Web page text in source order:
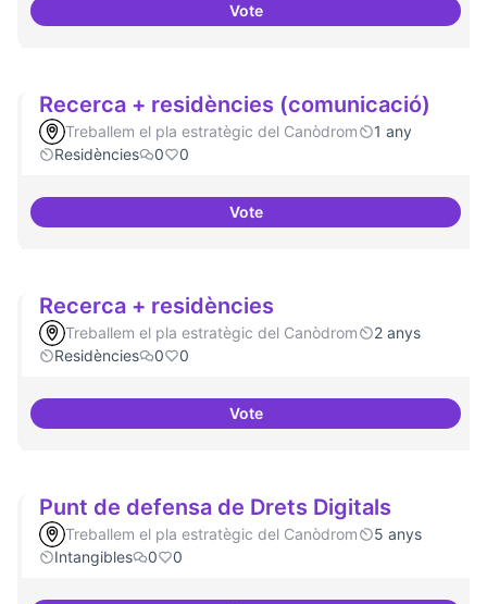
VoteRecerca i re-avaluació
Recerca + residències (comunicació)
Treballem el pla estratègic del Canòdrom
1 any
Residències
0 0
VoteRecerca + residències
Recerca + residències
Treballem el pla estratègic del Canòdrom
2 anys
Residències
0 0
VoteRecerca + residències
Punt de defensa de Drets Digitals
Treballem el pla estratègic del Canòdrom
5 anys
Intangibles
0 0